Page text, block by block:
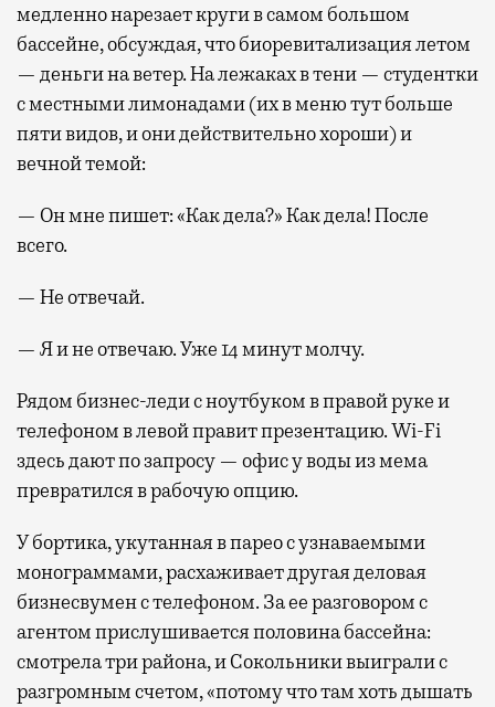
медленно нарезает круги в самом большом
бассейне, обсуждая, что биоревитализация летом
— деньги на ветер. На лежаках в тени — студентки
с местными лимонадами (их в меню тут больше
пяти видов, и они действительно хороши) и
вечной темой:
— Он мне пишет: «Как дела?» Как дела! После
всего.
— Не отвечай.
— Я и не отвечаю. Уже 14 минут молчу.
Рядом бизнес-леди с ноутбуком в правой руке и
телефоном в левой правит презентацию. Wi-Fi
здесь дают по запросу — офис у воды из мема
превратился в рабочую опцию.
У бортика, укутанная в парео с узнаваемыми
монограммами, расхаживает другая деловая
бизнесвумен с телефоном. За ее разговором с
агентом прислушивается половина бассейна:
смотрела три района, и Сокольники выиграли с
разгромным счетом, «потому что там хоть дышать